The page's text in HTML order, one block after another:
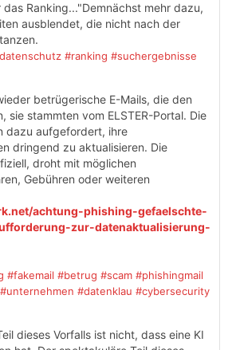
Ranking..."Demnächst mehr dazu,
ausblendet, die nicht nach der
#ranking #suchergebnisse
betrügerische E-Mails, die den
sie stammten vom ELSTER-Portal. Die
dazu aufgefordert, ihre
dringend zu aktualisieren. Die
droht mit möglichen
Gebühren oder weiteren
achtung-phishing-gefaelschte-
zur-datenaktualisierung-
#fakemail #betrug #scam #phishingmail
#unternehmen #datenklau #cybersecurity
dieses Vorfalls ist nicht, dass eine KI